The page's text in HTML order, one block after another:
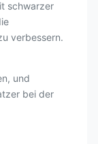
schwarzer
verbessern.
und
bei der